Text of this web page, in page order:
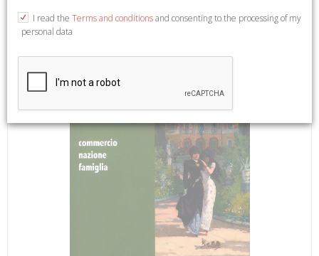
Critici. 14).
I read the Terms and conditionsand consenting to the processing of my
personal data